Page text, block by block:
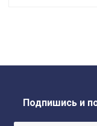
Подпишись и